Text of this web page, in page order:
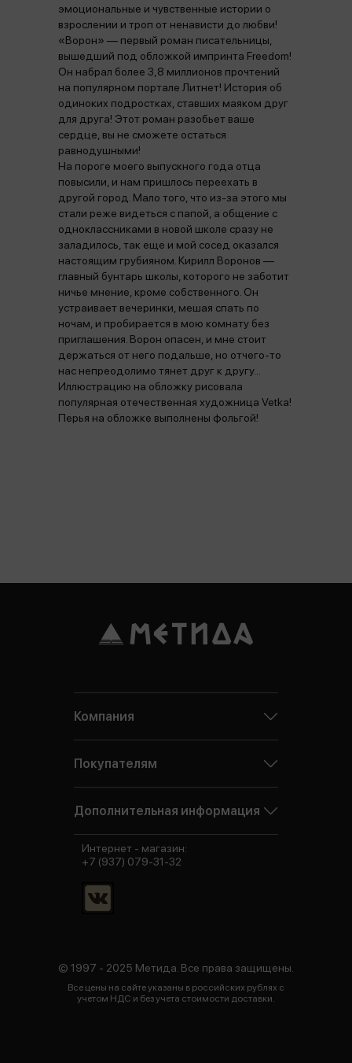
эмоциональные и чувственные истории о
взрослении и троп от ненависти до любви!
«Ворон» — первый роман писательницы,
вышедший под обложкой импринта Freedom!
Он набрал более 3,8 миллионов прочтений
на популярном портале Литнет! История об
одиноких подростках, ставших маяком друг
для друга! Этот роман разобьет ваше
сердце, вы не сможете остаться
равнодушными!
На пороге моего выпускного года отца
повысили, и нам пришлось переехать в
другой город. Мало того, что из-за этого мы
стали реже видеться с папой, а общение с
одноклассниками в новой школе сразу не
заладилось, так еще и мой сосед оказался
настоящим грубияном. Кирилл Воронов —
главный бунтарь школы, которого не заботит
ничье мнение, кроме собственного. Он
устраивает вечеринки, мешая спать по
ночам, и пробирается в мою комнату без
приглашения. Ворон опасен, и мне стоит
держаться от него подальше, но отчего-то
нас непреодолимо тянет друг к другу...
Иллюстрацию на обложку рисовала
популярная отечественная художница Vetka!
Перья на обложке выполнены фольгой!
Компания
Покупателям
Дополнительная информация
© 1997 - 2025 Метида. Все права защищены.
Все цены на сайте указаны в российских рублях с
учетом НДС и без учета стоимости доставки.
Интернет - магазин:
+7 (937) 079-31-32